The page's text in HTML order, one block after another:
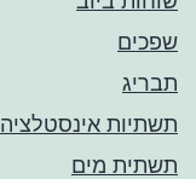
שפכים
תבריג
תשתיות אינסטלציה
תשתית מים